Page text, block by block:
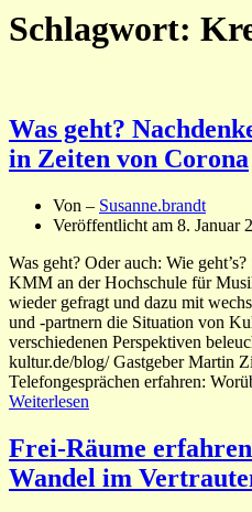
Schlagwort:
Was geht?
in Zeiten von Corona
Von – Susanne.brandt
Veröffentlicht am 8. Januar
Was geht? Oder auch: Wie
KMM an der Hochschule für
wieder gefragt und dazu mit
und -partnern die Situation von
verschiedenen Perspektiven
kultur.de/blog/ Gastgeber Martin
Telefongesprächen erfahren:
Weiterlesen
Frei-Räume
Wandel im